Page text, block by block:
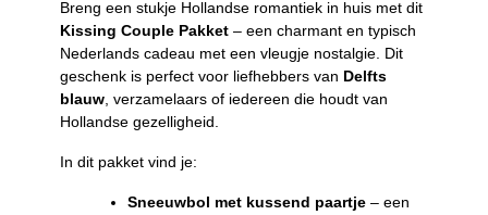
Breng een stukje Hollandse romantiek in huis met dit
Kissing Couple Pakket – een charmant en typisch
Nederlands cadeau met een vleugje nostalgie. Dit
geschenk is perfect voor liefhebbers van Delfts
blauw, verzamelaars of iedereen die houdt van
Hollandse gezelligheid.
In dit pakket vind je:
Sneeuwbol met kussend paartje – een